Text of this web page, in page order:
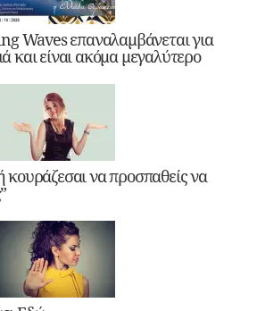
Waves επαναλαμβάνεται για
και είναι ακόμα μεγαλύτερο
κουράζεσαι να προσπαθείς να